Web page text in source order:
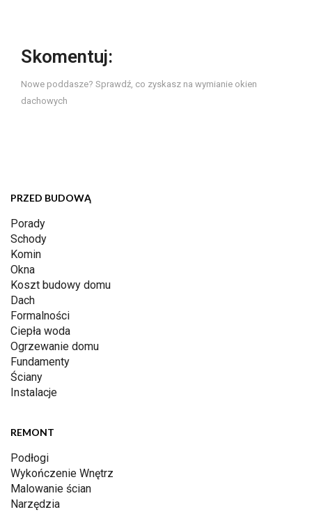
Skomentuj:
Nowe poddasze? Sprawdź, co zyskasz na wymianie okien
dachowych
PRZED BUDOWĄ
Porady
Schody
Komin
Okna
Koszt budowy domu
Dach
Formalności
Ciepła woda
Ogrzewanie domu
Fundamenty
Ściany
Instalacje
REMONT
Podłogi
Wykończenie Wnętrz
Malowanie ścian
Narzędzia